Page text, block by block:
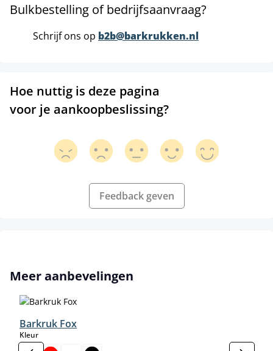
Bulkbestelling of bedrijfsaanvraag?
Schrijf ons op b2b@barkrukken.nl
Hoe nuttig is deze pagina
voor je aankoopbeslissing?
Feedback geven
Productgalerij overslaan
Meer aanbevelingen
Barkruk Fox
Kleurselect